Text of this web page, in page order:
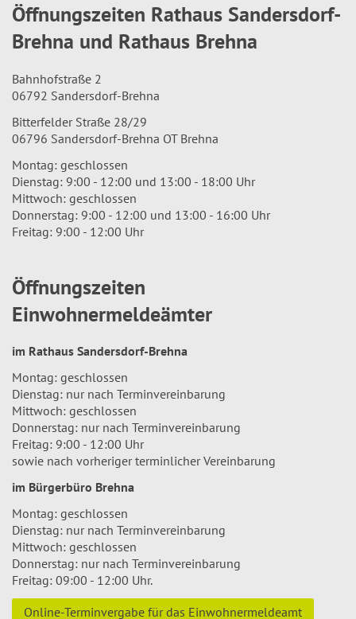
Öffnungszeiten Rathaus Sandersdorf-
Brehna und Rathaus Brehna
Bahnhofstraße 2
06792 Sandersdorf-Brehna
Bitterfelder Straße 28/29
06796 Sandersdorf-Brehna OT Brehna
Montag: geschlossen
Dienstag: 9:00 - 12:00 und 13:00 - 18:00 Uhr
Mittwoch: geschlossen
Donnerstag: 9:00 - 12:00 und 13:00 - 16:00 Uhr
Freitag: 9:00 - 12:00 Uhr
Öffnungszeiten
Einwohnermeldeämter
im Rathaus Sandersdorf-Brehna
Montag: geschlossen
Dienstag: nur nach Terminvereinbarung
Mittwoch: geschlossen
Donnerstag: nur nach Terminvereinbarung
Freitag: 9:00 - 12:00 Uhr
sowie nach vorheriger terminlicher Vereinbarung
im Bürgerbüro Brehna
Montag: geschlossen
Dienstag: nur nach Terminvereinbarung
Mittwoch: geschlossen
Donnerstag: nur nach Terminvereinbarung
Freitag: 09:00 - 12:00 Uhr.
Online-Terminvergabe für das Einwohnermeldeamt